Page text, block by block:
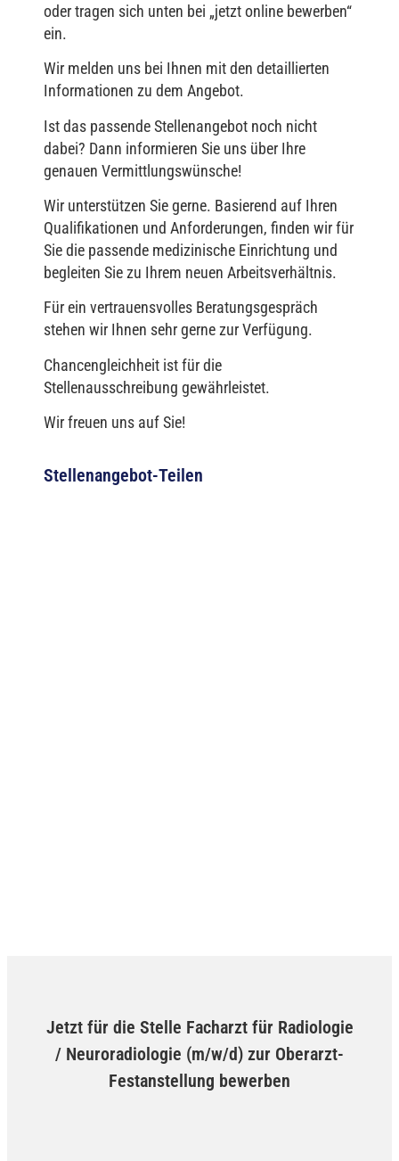
oder tragen sich unten bei „jetzt online bewerben“
ein.
Wir melden uns bei Ihnen mit den detaillierten
Informationen zu dem Angebot.
Ist das passende Stellenangebot noch nicht
dabei? Dann informieren Sie uns über Ihre
genauen Vermittlungswünsche!
Wir unterstützen Sie gerne. Basierend auf Ihren
Qualifikationen und Anforderungen, finden wir für
Sie die passende medizinische Einrichtung und
begleiten Sie zu Ihrem neuen Arbeitsverhältnis.
Für ein vertrauensvolles Beratungsgespräch
stehen wir Ihnen sehr gerne zur Verfügung.
Chancengleichheit ist für die
Stellenausschreibung gewährleistet.
Wir freuen uns auf Sie!
Stellenangebot-Teilen
Jetzt für die Stelle Facharzt für Radiologie
/ Neuroradiologie (m/w/d) zur Oberarzt-
Festanstellung bewerben